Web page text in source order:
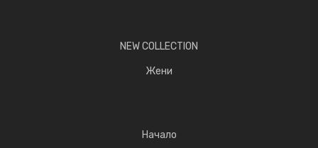
NEW COLLECTION
Жени
Начало